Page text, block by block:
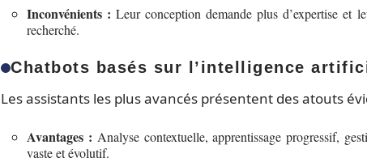
Inconvénients : Leur conception demande plus d’expertise et
recherché.
Chatbots basés sur l’intelligence
Les assistants les plus avancés présentent des atouts
Avantages : Analyse contextuelle, apprentissage progressif,
vaste et évolutif.